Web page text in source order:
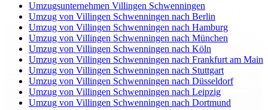
Umzugsunternehmen Villingen Schwenningen
Umzug von Villingen Schwenningen nach Berlin
Umzug von Villingen Schwenningen nach Hamburg
Umzug von Villingen Schwenningen nach München
Umzug von Villingen Schwenningen nach Köln
Umzug von Villingen Schwenningen nach Frankfurt am Main
Umzug von Villingen Schwenningen nach Stuttgart
Umzug von Villingen Schwenningen nach Düsseldorf
Umzug von Villingen Schwenningen nach Leipzig
Umzug von Villingen Schwenningen nach Dortmund